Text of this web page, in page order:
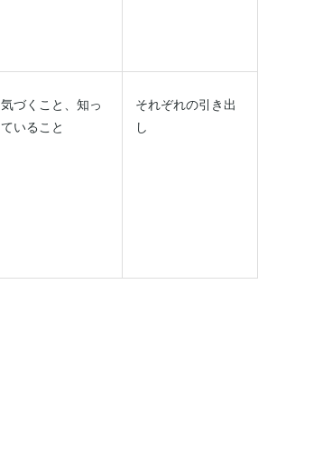
気づくこと、知っ
ていること
それぞれの引き出
し